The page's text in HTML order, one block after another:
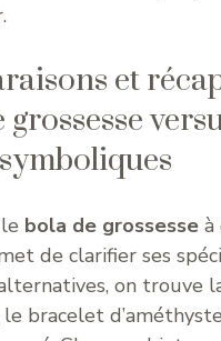
et
grossesse
bola de grossesse à
de clarifier ses
on trouve
bracelet